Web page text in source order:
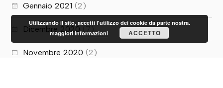
Gennaio 2021 (2)
Dicembre 2020
Novembre 2020 (2)
Utilizzando il sito, accetti l'utilizzo dei cookie da parte nostra.
maggiori informazioni
ACCETTO